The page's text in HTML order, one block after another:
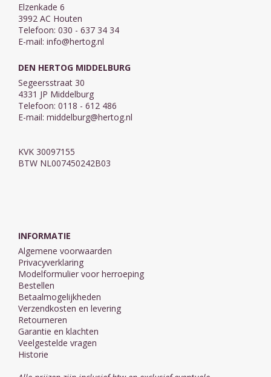
Elzenkade 6
3992 AC Houten
Telefoon: 030 - 637 34 34
E-mail: info@hertog.nl
DEN HERTOG MIDDELBURG
Segeersstraat 30
4331 JP Middelburg
Telefoon: 0118 - 612 486
E-mail: middelburg@hertog.nl
KVK 30097155
BTW NL007450242B03
INFORMATIE
Algemene voorwaarden
Privacyverklaring
Modelformulier voor herroeping
Bestellen
Betaalmogelijkheden
Verzendkosten en levering
Retourneren
Garantie en klachten
Veelgestelde vragen
Historie